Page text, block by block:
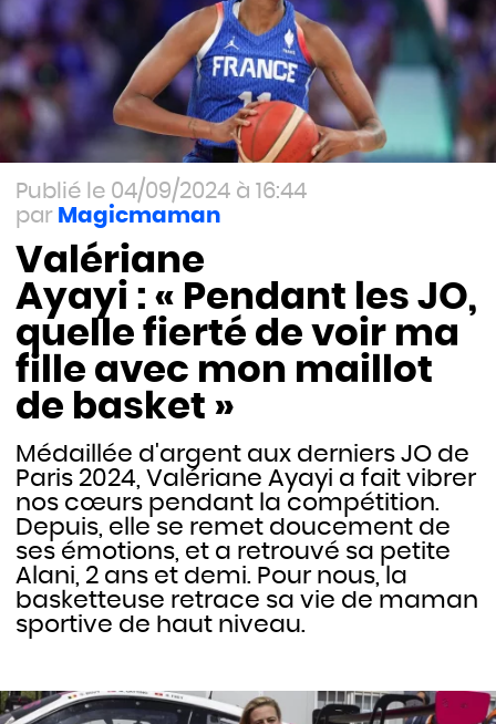
04/09/2024 à 16:44
Magicmaman
Valériane
Ayayi : « Pendant les JO,
quelle fierté de voir ma
fille avec mon maillot
de basket »
Médaillée d'argent aux derniers JO de
Paris 2024, Valériane Ayayi a fait vibrer
nos cœurs pendant la compétition.
Depuis, elle se remet doucement de
ses émotions, et a retrouvé sa petite
Alani, 2 ans et demi. Pour nous, la
basketteuse retrace sa vie de maman
sportive de haut niveau.